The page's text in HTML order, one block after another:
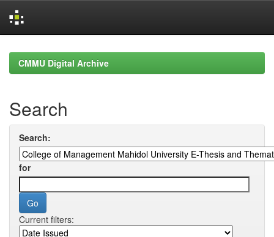
navigationCMMU Digital Archive
Search
Search:
for
Current filters: